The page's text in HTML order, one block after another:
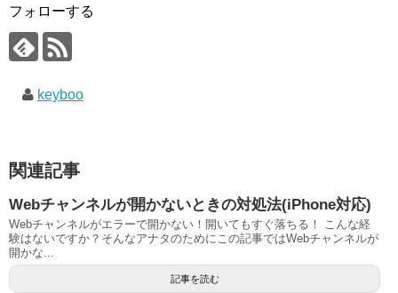
フォローする
keyboo
関連記事
Webチャンネルが開かないときの対処法(iPhone対応)
Webチャンネルがエラーで開かない！開いてもすぐ落ちる！ こんな経
験はないですか？そんなアナタのためにこの記事ではWebチャンネルが
開かな...
記事を読む